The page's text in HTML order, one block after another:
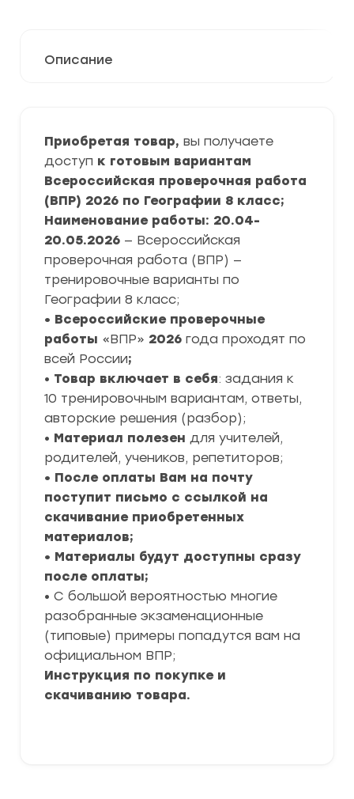
Описание
Приобретая товар, вы получаете
доступ к готовым вариантам
Всероссийская проверочная работа
(ВПР) 2026 по Географии 8 класс;
Наименование работы: 20.04-
20.05.2026 — Всероссийская
проверочная работа (ВПР) —
тренировочные варианты по
Географии 8 класс;
• Всероссийские проверочные
работы «ВПР» 2026 года проходят по
всей России;
• Товар включает в себя: задания к
10 тренировочным вариантам, ответы,
авторские решения (разбор);
• Материал полезен для учителей,
родителей, учеников, репетиторов;
• После оплаты Вам на почту
поступит письмо с ссылкой на
скачивание приобретенных
материалов;
• Материалы будут доступны сразу
после оплаты;
• С большой вероятностью многие
разобранные экзаменационные
(типовые) примеры попадутся вам на
официальном ВПР;
Инструкция по покупке и
скачиванию товара.